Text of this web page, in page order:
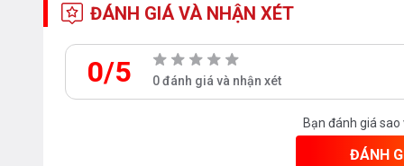
R764 x S435 x
C184mm
549.08.868
C184mm
ĐÁNH GIÁ VÀ NHẬN XÉT
0/5 0 đánh giá và nhận xét
Bạn đánh giá sao
ĐÁNH